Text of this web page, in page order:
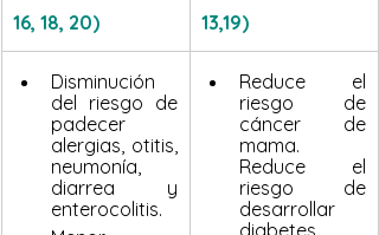
16, 18, 20)
13,19)
​Disminución
del riesgo de
padecer
alergias, otitis,
neumonía,
diarrea y
enterocolitis.
Reduce el
riesgo de
cáncer de
mama.
Reduce el
riesgo de
desarrollar
diabetes.